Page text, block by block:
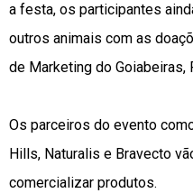
a festa, os participantes
outros animais com as
de Marketing do Goiabeiras,
Os parceiros do evento
Hills, Naturalis e Bravecto
comercializar produtos.